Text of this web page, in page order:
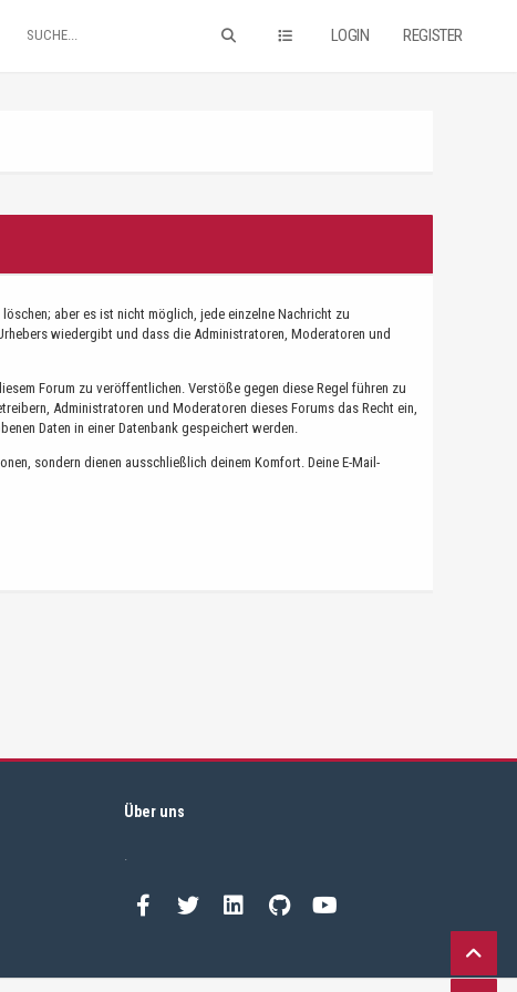
LOGIN REGISTER
aber es ist nicht möglich, jede einzelne Nachricht zu
wiedergibt und dass die Administratoren, Moderatoren und
Forum zu veröffentlichen. Verstöße gegen diese Regel führen zu
Administratoren und Moderatoren dieses Forums das Recht ein,
Daten in einer Datenbank gespeichert werden.
sondern dienen ausschließlich deinem Komfort. Deine E-Mail-
Über uns
.